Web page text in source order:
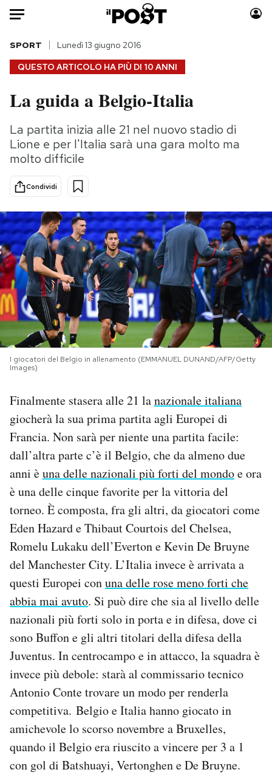
Auto
HOME
Italia
Politica
Tecnologia
Scienza
Economia
Sport
Moda
Consumismi
Storie/Idee
Altrecose
Mondiali calcio 2026
PODCAST
NEWSLETTER
SHOP
CALENDARIO
AREA PERSONALE
Area Personale
Notifiche mobile
Regala il Post
Hai bisogno di aiuto?
Esci
QUESTO ARTICOLO HA PIÙ DI 10 ANNI
SPORT Lunedì 13 giugno 2016
La guida a Belgio-Italia
La partita inizia alle 21 nel nuovo stadio di
Lione e per l'Italia sarà una gara molto ma
molto difficile
Condividi
I giocatori del Belgio in allenamento (EMMANUEL DUNAND/AFP/Getty
Images)
Finalmente stasera alle 21 lanazionale italiana
giocherà la sua prima partita agli Europei di
Francia. Non sarà per niente una partita facile:
dall’altra parte c’è il Belgio, che da almeno due
anni èuna delle nazionali più forti del mondoe ora
è una delle cinque favorite per la vittoria del
torneo. È composta, fra gli altri, da giocatori come
Eden Hazard e Thibaut Courtois del Chelsea,
Romelu Lukaku dell’Everton e Kevin De Bruyne
del Manchester City. L’Italia invece è arrivata a
questi Europei conuna delle rose meno forti che
abbia mai avuto. Si può dire che sia al livello delle
nazionali più forti solo in porta e in difesa, dove ci
sono Buffon e gli altri titolari della difesa della
Juventus. In centrocampo e in attacco, la squadra è
invece più debole: starà al commissario tecnico
Antonio Conte trovare un modo per renderla
competitiva. Belgio e Italia hanno giocato in
amichevole lo scorso novembre a Bruxelles,
quando il Belgio era riuscito a vincere per 3 a 1
con gol di Batshuayi, Vertonghen e De Bruyne.